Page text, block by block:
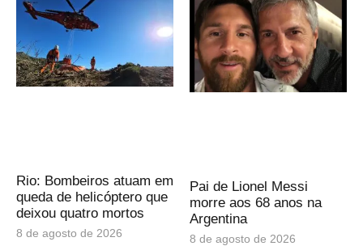
Rio: Bombeiros atuam em
queda de helicóptero que
deixou quatro mortos
8 de agosto de 2026
Pai de Lionel Messi
morre aos 68 anos na
Argentina
8 de agosto de 2026